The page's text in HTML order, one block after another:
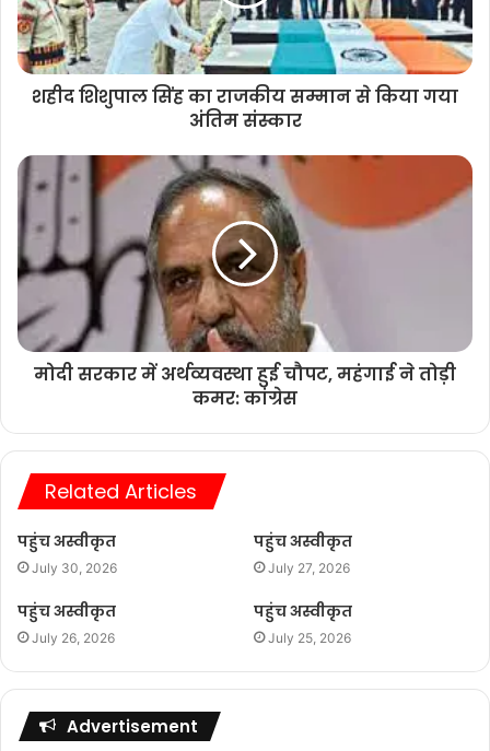
शहीद शिशुपाल सिंह का राजकीय सम्मान से किया गया
अंतिम संस्कार
मोदी सरकार में अर्थव्यवस्था हुई चौपट, महंगाई ने तोड़ी
कमर: कांग्रेस
Related Articles
पहुंच अस्वीकृत
July 30, 2026
पहुंच अस्वीकृत
July 27, 2026
पहुंच अस्वीकृत
July 26, 2026
पहुंच अस्वीकृत
July 25, 2026
Advertisement